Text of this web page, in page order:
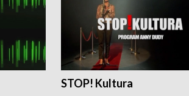
STOP! Kultura